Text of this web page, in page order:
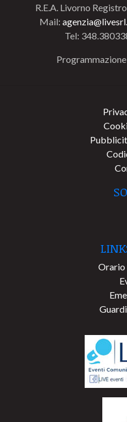
R.E.A. Livorno
Mail:
Tel: